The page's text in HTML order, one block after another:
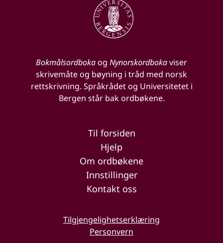
Bokmålsordbokaog Nynorskordbokaviser
skrivemåte og bøyning i tråd med norsk
rettskrivning. Språkrådet og Universitetet i
Bergen står bak ordbøkene.
Til forsiden
Hjelp
Om ordbøkene
Innstillinger
Kontakt oss
Tilgjengelighetserklæring
Personvern